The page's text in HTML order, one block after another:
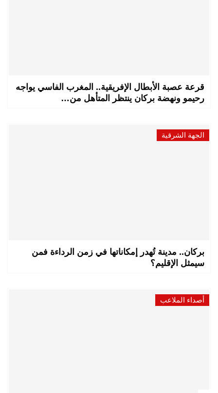
قرعة عصبة الأبطال الإفريقية.. المغرب الفاسي يواجه
رحيمو ونهضة بركان ينتظر المتأهل من…
الجهة الشرقية
بركان.. مدينة تُهدر إمكاناتها في زمن الرداءة فمن
سيمثل الإقليم؟
أصداء الملاعب